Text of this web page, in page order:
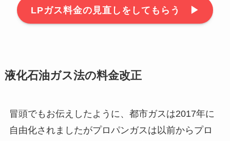
LPガス料金の見直しをしてもらう ▶︎
液化石油ガス法の料金改正
冒頭でもお伝えしたように、都市ガスは2017年に
自由化されましたがプロパンガスは以前からプロ